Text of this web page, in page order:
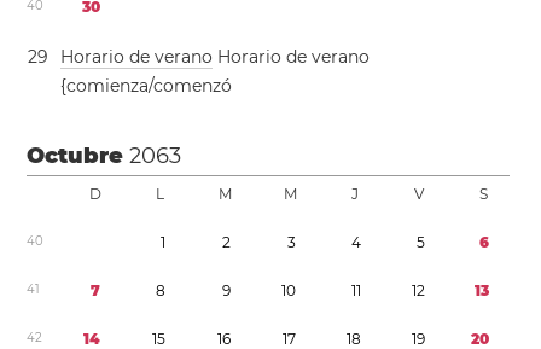
40 30
29 Horario de verano Horario de verano
{comienza/comenzó
Octubre2063
D L M M J V S
40 1 2 3 4 5 6
41 7 8 9 10 11 12 13
42 14 15 16 17 18 19 20